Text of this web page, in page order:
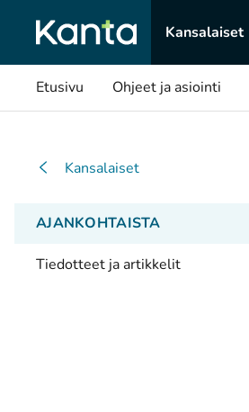
Kansalaiset
Etusivu Ohjeet ja asiointi
Kansalaiset
AJANKOHTAISTA
Tiedotteet ja artikkelit